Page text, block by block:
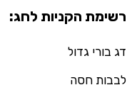
רשימת הקניות לחג:
דג בורי גדול
לבבות חסה